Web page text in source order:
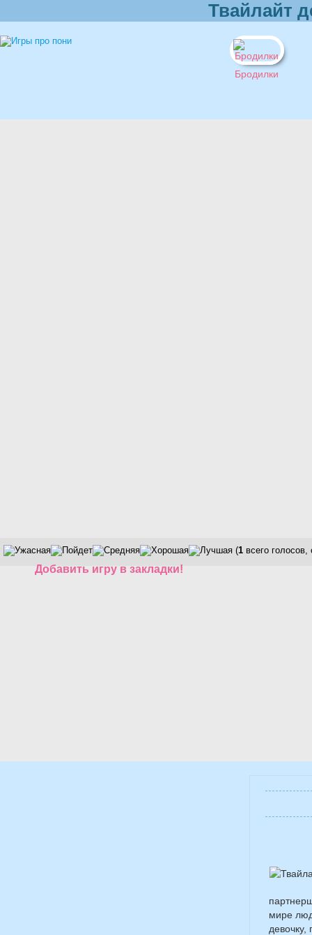
Твайлайт
Бродилки
(1 всего
Добавить игру в закладки!
мире
девочку,